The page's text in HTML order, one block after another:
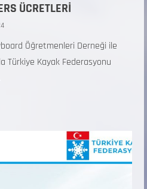
ÜCRETLERİ
Öğretmenleri Derneği ile
Türkiye Kayak Federasyonu